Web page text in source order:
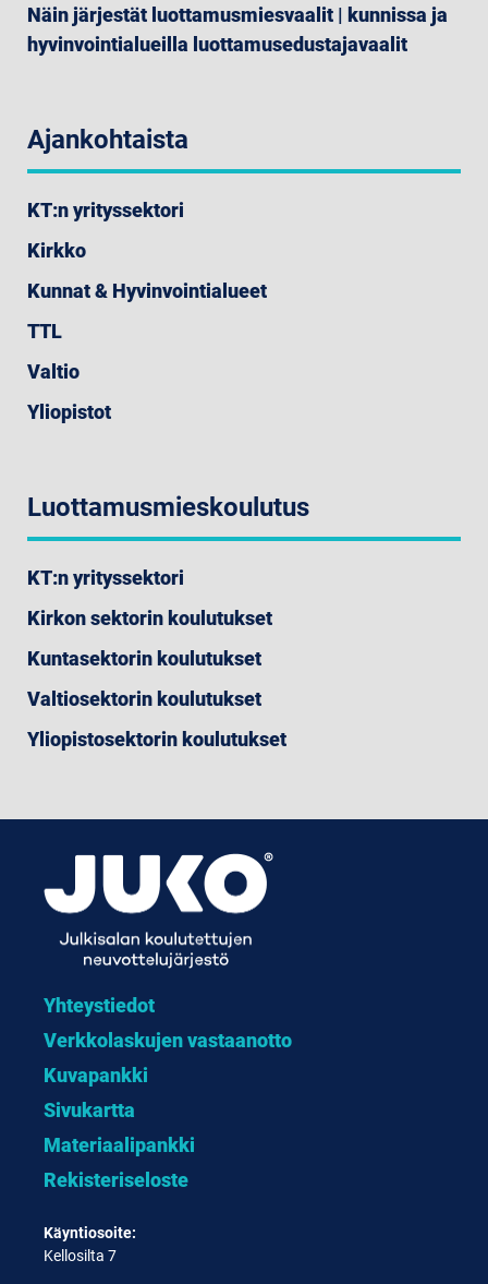
Näin järjestät luottamusmiesvaalit | kunnissa ja
hyvinvointialueilla luottamusedustajavaalit
Ajankohtaista
KT:n yrityssektori
Kirkko
Kunnat & Hyvinvointialueet
TTL
Valtio
Yliopistot
Luottamusmieskoulutus
KT:n yrityssektori
Kirkon sektorin koulutukset
Kuntasektorin koulutukset
Valtiosektorin koulutukset
Yliopistosektorin koulutukset
Yhteystiedot
Verkkolaskujen vastaanotto
Kuvapankki
Sivukartta
Materiaalipankki
Rekisteriseloste
Käyntiosoite:
Kellosilta 7